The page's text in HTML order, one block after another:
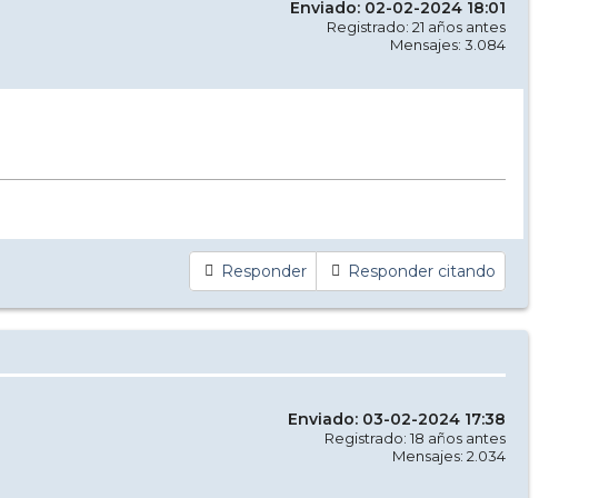
Enviado: 02-02-2024 18:01
Registrado: 21 años antes
Mensajes: 3.084
Responder Responder citando
Enviado: 03-02-2024 17:38
Registrado: 18 años antes
Mensajes: 2.034